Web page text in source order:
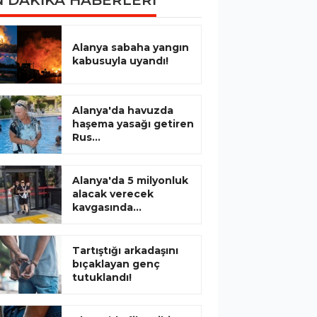
Alanya sabaha yangın
kabusuyla uyandı!
Alanya'da havuzda
haşema yasağı getiren
Rus...
Alanya'da 5 milyonluk
alacak verecek
kavgasında...
Tartıştığı arkadaşını
bıçaklayan genç
tutuklandı!